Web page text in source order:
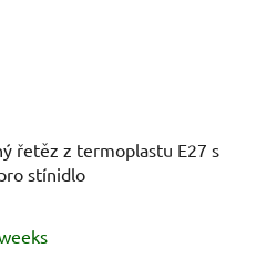
řetěz z termoplastu E27 s
stínidlo